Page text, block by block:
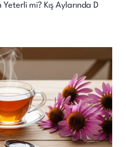
Yeterli mi? Kış Aylarında D